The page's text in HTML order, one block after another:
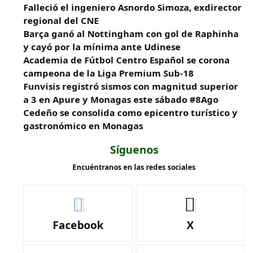
Falleció el ingeniero Asnordo Simoza, exdirector
regional del CNE
Barça ganó al Nottingham con gol de Raphinha
y cayó por la mínima ante Udinese
Academia de Fútbol Centro Español se corona
campeona de la Liga Premium Sub-18
Funvisis registró sismos con magnitud superior
a 3 en Apure y Monagas este sábado #8Ago
Cedeño se consolida como epicentro turístico y
gastronómico en Monagas
Síguenos
Encuéntranos en las redes sociales
Facebook X